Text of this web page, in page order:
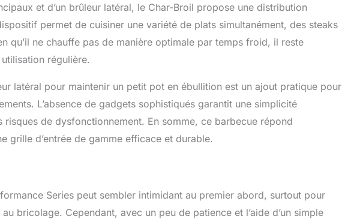
et d’un brûleur latéral, le Char-Broil propose une distribution
permet de cuisiner une variété de plats simultanément, des steaks
qu’il ne chauffe pas de manière optimale par temps froid, il reste
régulière.
latéral pour maintenir un petit pot en ébullition est un ajout pratique pour
L’absence de gadgets sophistiqués garantit une simplicité
risques de dysfonctionnement. En somme, ce barbecue répond
grille d’entrée de gamme efficace et durable.
Series peut sembler intimidant au premier abord, surtout pour
bricolage. Cependant, avec un peu de patience et l’aide d’un simple